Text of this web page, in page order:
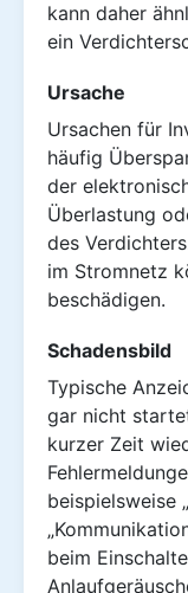
kann daher
ein
Ursache
Ursachen für
häufig
der
Überlastung
des
im Stromnetz
beschädigen.
Schadensbild
Typische
gar nicht
kurzer Zeit
beispielsweise
beim